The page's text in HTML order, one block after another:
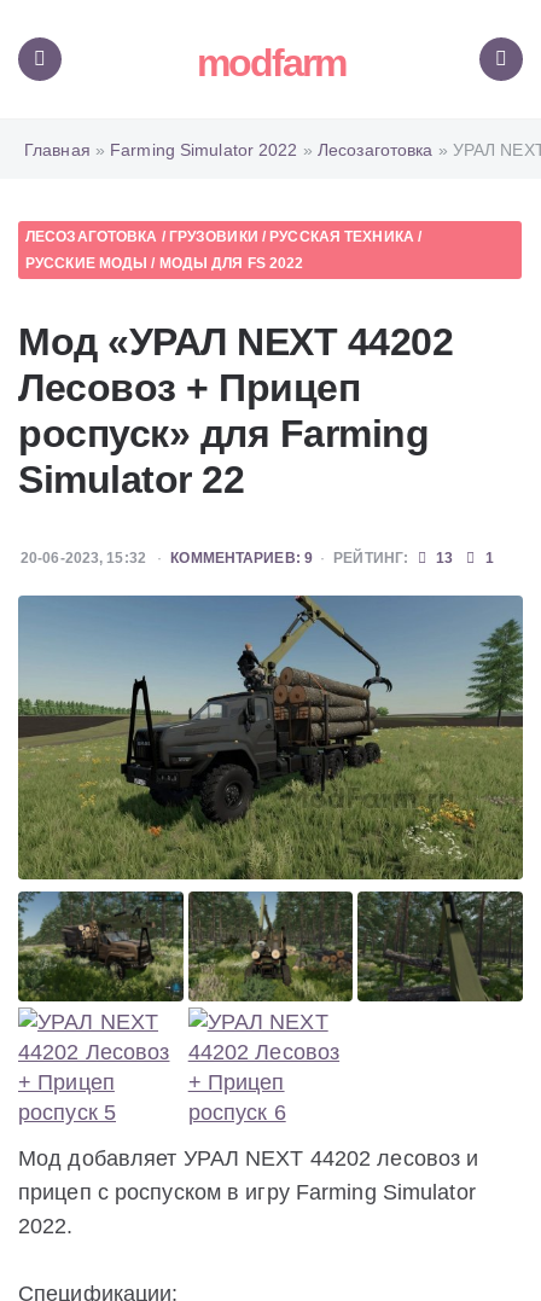
modfarm
Главная » Farming Simulator 2022 » Лесозаготовка » УРАЛ
ЛЕСОЗАГОТОВКА / ГРУЗОВИКИ / РУССКАЯ ТЕХНИКА/
РУССКИЕ МОДЫ / МОДЫ ДЛЯ FS 2022
Мод «УРАЛ NEXT 44202
Лесовоз + Прицеп
роспуск» для Farming
Simulator 22
20-06-2023, 15:32 КОММЕНТАРИЕВ: 9 РЕЙТИНГ: 13 1
Мод добавляет УРАЛ NEXT 44202 лесовоз и
прицеп с роспуском в игру Farming Simulator
2022.
Спецификации: